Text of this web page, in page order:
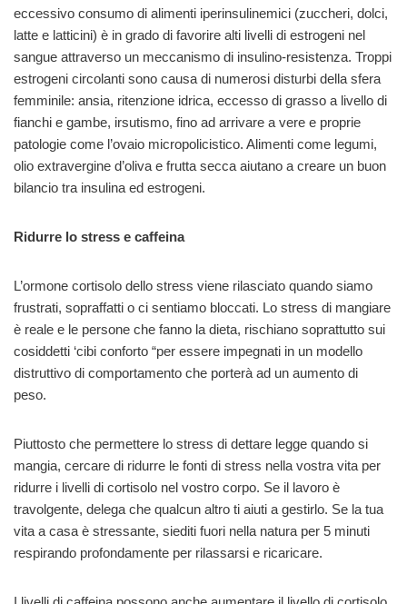
eccessivo consumo di alimenti iperinsulinemici (zuccheri, dolci,
latte e latticini) è in grado di favorire alti livelli di estrogeni nel
sangue attraverso un meccanismo di insulino-resistenza. Troppi
estrogeni circolanti sono causa di numerosi disturbi della sfera
femminile: ansia, ritenzione idrica, eccesso di grasso a livello di
fianchi e gambe, irsutismo, fino ad arrivare a vere e proprie
patologie come l’ovaio micropolicistico. Alimenti come legumi,
olio extravergine d’oliva e frutta secca aiutano a creare un buon
bilancio tra insulina ed estrogeni.
Ridurre lo stress e caffeina
L’ormone cortisolo dello stress viene rilasciato quando siamo
frustrati, sopraffatti o ci sentiamo bloccati. Lo stress di mangiare
è reale e le persone che fanno la dieta, rischiano soprattutto sui
cosiddetti ‘cibi conforto “per essere impegnati in un modello
distruttivo di comportamento che porterà ad un aumento di
peso.
Piuttosto che permettere lo stress di dettare legge quando si
mangia, cercare di ridurre le fonti di stress nella vostra vita per
ridurre i livelli di cortisolo nel vostro corpo. Se il lavoro è
travolgente, delega che qualcun altro ti aiuti a gestirlo. Se la tua
vita a casa è stressante, siediti fuori nella natura per 5 minuti
respirando profondamente per rilassarsi e ricaricare.